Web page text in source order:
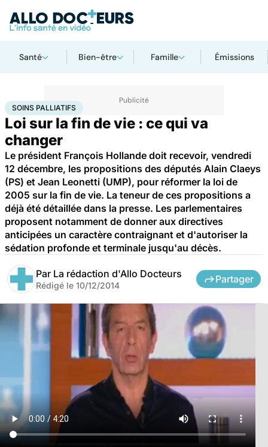
Santé Bien-être Famille Émissions
Accueil Santé Soins palliatifs
SOINS PALLIATIFS
Loi sur la fin de vie : ce qui va
changer
Le président François Hollande doit recevoir, vendredi
12 décembre, les propositions des députés Alain Claeys
(PS) et Jean Leonetti (UMP), pour réformer la loi de
2005 sur la fin de vie. La teneur de ces propositions a
déjà été détaillée dans la presse. Les parlementaires
proposent notamment de donner aux directives
anticipées un caractère contraignant et d'autoriser la
sédation profonde et terminale jusqu'au décès.
Par La rédaction d'Allo Docteurs
Rédigé le 10/12/2014
Partager